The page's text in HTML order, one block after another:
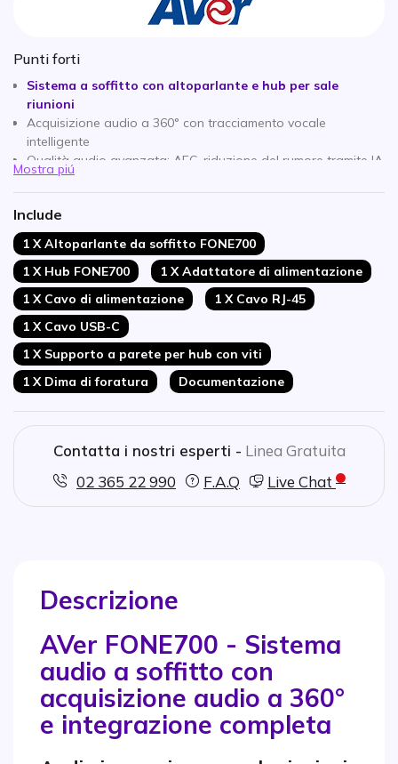
Punti forti
Sistema a soffitto con altoparlante e hub per sale
riunioni
Acquisizione audio a 360° con tracciamento vocale
intelligente
Qualità audio avanzata: AEC, riduzione del rumore tramite IA
e controllo automatico del guadagno
Installazione semplificata: connessione tramite un unico cavo
RJ-45
Espandibile: supporto fino a 4 unità
Hub: integrazione di telecamere, schermi, USB, HDMI e
dispositivi Bluetooth
Compatibile con UC: funziona con Teams, Zoom e Google
Meet
Mostra piú
Include
1 X Altoparlante da soffitto FONE700
1 X Hub FONE700
1 X Adattatore di alimentazione
1 X Cavo di alimentazione
1 X Cavo RJ-45
1 X Cavo USB-C
1 X Supporto a parete per hub con viti
1 X Dima di foratura
Documentazione
Contatta i nostri esperti - Linea Gratuita
02 365 22 990
F.A.Q Live Chat
Descrizione
AVer FONE700 - Sistema
audio a soffitto con
acquisizione audio a 360°
e integrazione completa